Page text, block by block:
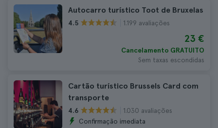
Autocarro turístico Toot de Bruxelas
4.5 1.199 avaliações
23 €
Cancelamento GRATUITO
Sem taxas escondidas
Cartão turístico Brussels Card com
transporte
4.6
1.030 avaliações
Confirmação imediata